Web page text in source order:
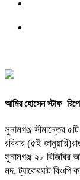
আমির হোসেন স্টাফ
সুনামগঞ্জ সীমান্তের
রবিবার (৫ই
সুনামগঞ্জ ২৮ বিজিবির
মদ, ট্যাকেরঘাট